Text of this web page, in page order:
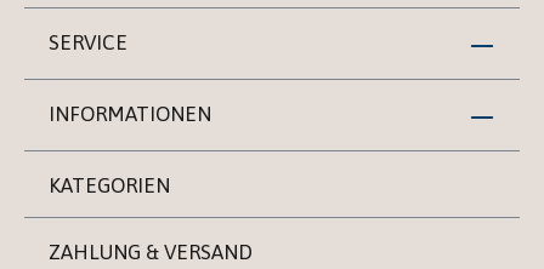
SERVICE
INFORMATIONEN
KATEGORIEN
ZAHLUNG & VERSAND